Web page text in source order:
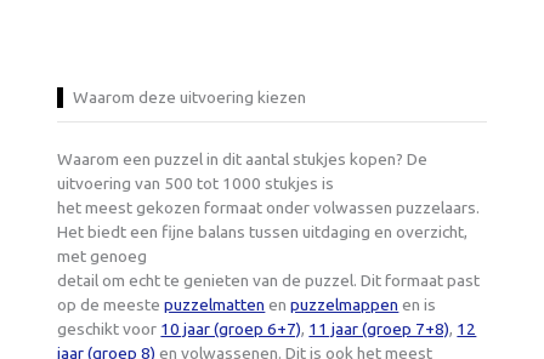
Waarom deze uitvoering kiezen
Waarom een puzzel in dit aantal stukjes kopen? De
uitvoering van 500 tot 1000 stukjes is
het meest gekozen formaat onder volwassen puzzelaars.
Het biedt een fijne balans tussen uitdaging en overzicht,
met genoeg
detail om echt te genieten van de puzzel. Dit formaat past
op de meestepuzzelmatten enpuzzelmappen en is
geschikt voor 10 jaar (groep 6+7), 11 jaar (groep 7+8), 12
jaar (groep 8) en volwassenen. Dit is ook het meest